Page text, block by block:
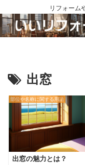
リフォーム
出窓
部位や名称に関する用語
出窓の魅力とは？